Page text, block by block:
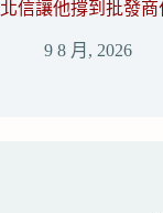
北信讓他撐到批發商
9 8 月, 2026